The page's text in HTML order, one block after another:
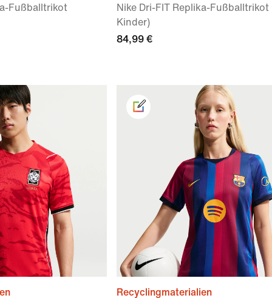
Fußballtrikot
Nike Dri-FIT Replika-Fußballtrikot
Kinder)
84,99 €
Recyclingmaterialien